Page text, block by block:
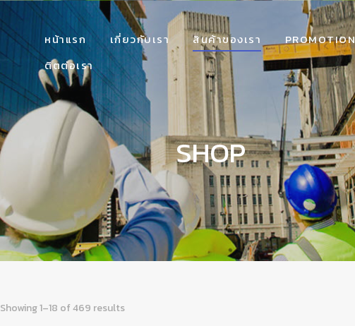
หน้าแรก เกี่ยวกับเรา สินค้าของเรา PROMOTION
ติตต่อเรา
SHOP
Showing 1–18 of 469 results